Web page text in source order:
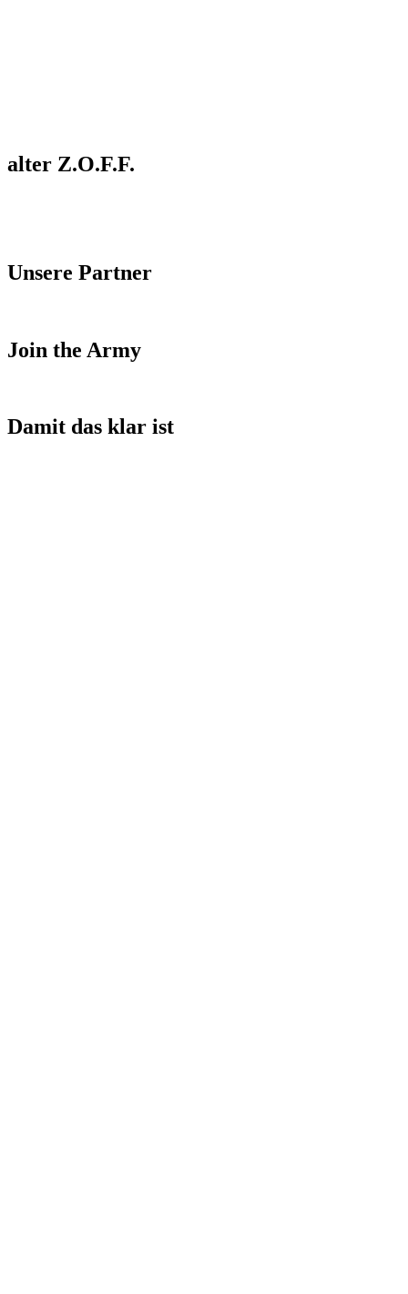
alter Z.O.F.F.
Unsere Partner
Join the Army
Damit das klar ist